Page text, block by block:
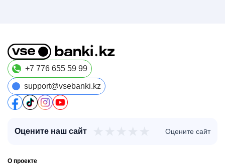
+7 776 655 59 99
support@vsebanki.kz
Оцените наш сайт Оцените сайт
О проекте